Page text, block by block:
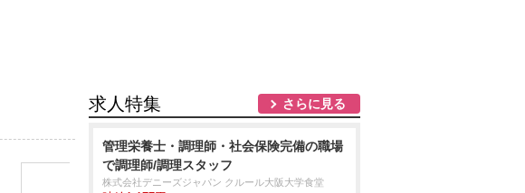
求人特集 さらに見る
管理栄養士・調理師・社会保険完備の職場
で調理師/調理スタッフ
株式会社デニーズジャパン クルール大阪大学食堂